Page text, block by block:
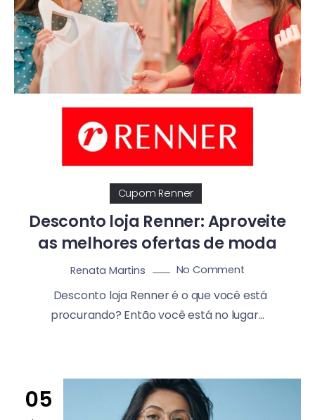
Cupom Renner
Desconto loja Renner: Aproveite
as melhores ofertas de moda
Renata Martins No Comment
Desconto loja Renner é o que você está
procurando? Então você está no lugar...
05